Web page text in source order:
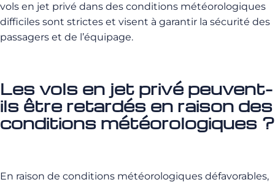
vols en jet privé dans des conditions météorologiques
difficiles sont strictes et visent à garantir la sécurité des
passagers et de l’équipage.
Les vols en jet privé peuvent-
ils être retardés en raison des
conditions météorologiques ?
En raison de conditions météorologiques défavorables,